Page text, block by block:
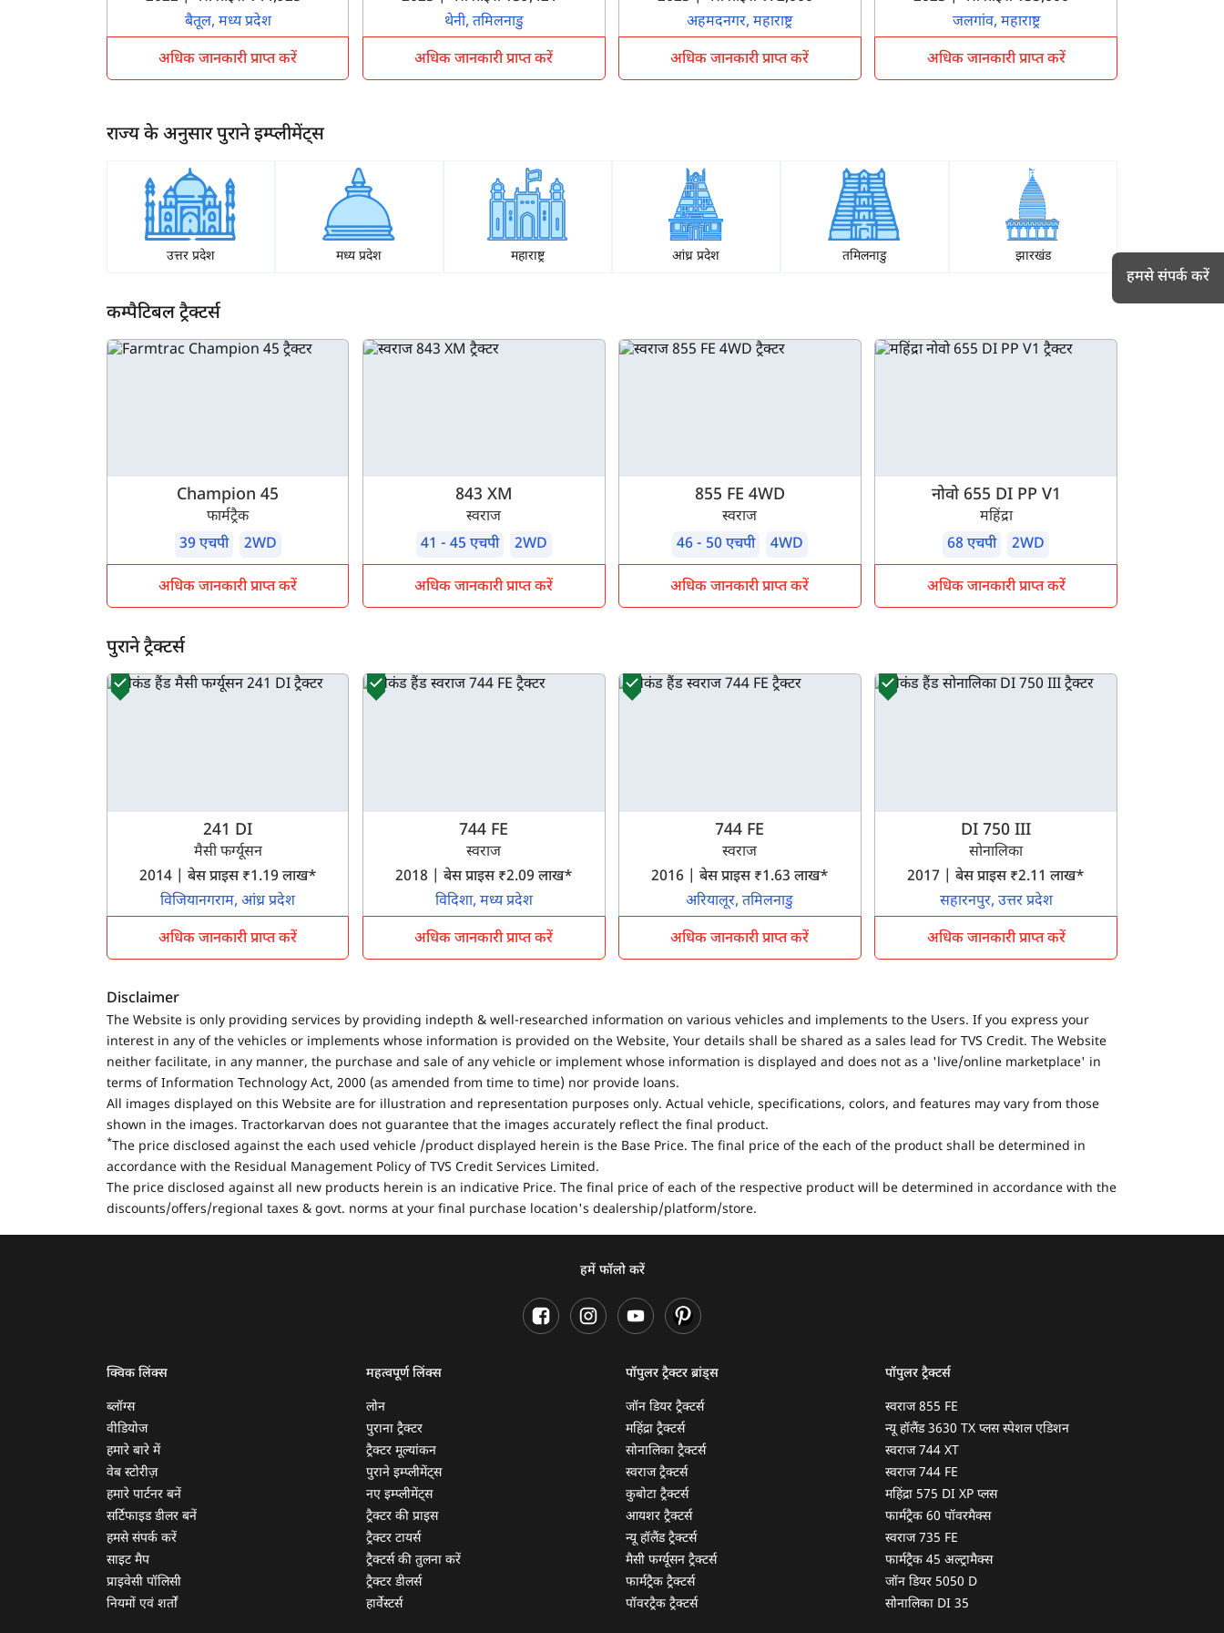
बैतूल, मध्य प्रदेश
अधिक जानकारी प्राप्त करें
थेनी, तमिलनाडु
अधिक जानकारी प्राप्त करें
अहमदनगर, महाराष्ट्र
अधिक जानकारी प्राप्त करें
जलगांव, महाराष्ट्र
अधिक जानकारी प्राप्त करें
राज्य के अनुसार पुराने इम्प्लीमेंट्स
उत्तर प्रदेश मध्य प्रदेश महाराष्ट्र आंध्र प्रदेश तमिलनाडु झारखंड
कम्पैटिबल ट्रैक्टर्स
Champion 45
फार्मट्रैक
39 एचपी
2WD
अधिक जानकारी प्राप्त करें
843 XM
स्वराज
41 - 45 एचपी
2WD
अधिक जानकारी प्राप्त करें
855 FE 4WD
स्वराज
46 - 50 एचपी
4WD
अधिक जानकारी प्राप्त करें
नोवो 655 DI PP V1
महिंद्रा
68 एचपी
2WD
अधिक जानकारी प्राप्त करें
पुराने ट्रैक्टर्स
241 DI
मैसी फर्ग्यूसन
2014 | बेस प्राइस ₹1.19 लाख*
विजियानगराम, आंध्र प्रदेश
अधिक जानकारी प्राप्त करें
744 FE
स्वराज
2018 | बेस प्राइस ₹2.09 लाख*
विदिशा, मध्य प्रदेश
अधिक जानकारी प्राप्त करें
744 FE
स्वराज
2016 | बेस प्राइस ₹1.63 लाख*
अरियालूर, तमिलनाडु
अधिक जानकारी प्राप्त करें
DI 750 III
सोनालिका
2017 | बेस प्राइस ₹2.11 लाख*
सहारनपुर, उत्तर प्रदेश
अधिक जानकारी प्राप्त करें
Disclaimer
The Website is only providing services by providing indepth & well-researched information on various vehicles and implements to the Users. If you express your
interest in any of the vehicles or implements whose information is provided on the Website, Your details shall be shared as a sales lead for TVS Credit. The Website
neither facilitate, in any manner, the purchase and sale of any vehicle or implement whose information is displayed and does not as a 'live/online marketplace' in
terms of Information Technology Act, 2000 (as amended from time to time) nor provide loans.
All images displayed on this Website are for illustration and representation purposes only. Actual vehicle, specifications, colors, and features may vary from those
shown in the images. Tractorkarvan does not guarantee that the images accurately reflect the final product.
*The price disclosed against the each used vehicle /product displayed herein is the Base Price. The final price of the each of the product shall be determined in
accordance with the Residual Management Policy of TVS Credit Services Limited.
The price disclosed against all new products herein is an indicative Price. The final price of each of the respective product will be determined in accordance with the
discounts/offers/regional taxes & govt. norms at your final purchase location's dealership/platform/store.
हमें फॉलो करें
क्विक लिंक्स
ब्लॉग्स
वीडियोज
हमारे बारे में
वेब स्टोरीज़
हमारे पार्टनर बनें
सर्टिफाइड डीलर बनें
हमसे संपर्क करें
साइट मैप
प्राइवेसी पॉलिसी
नियमों एवं शर्तों
महत्वपूर्ण लिंक्स
लोन
पुराना ट्रैक्टर
ट्रैक्टर मूल्यांकन
पुराने इम्प्लीमेंट्स
नए इम्प्लीमेंट्स
ट्रैक्टर की प्राइस
ट्रैक्टर टायर्स
ट्रैक्टर्स की तुलना करें
ट्रैक्टर डीलर्स
हार्वेस्टर्स
पॉपुलर ट्रैक्टर ब्रांड्स
जॉन डियर ट्रैक्टर्स
महिंद्रा ट्रैक्टर्स
सोनालिका ट्रैक्टर्स
स्वराज ट्रैक्टर्स
कुबोटा ट्रैक्टर्स
आयशर ट्रैक्टर्स
न्यू हॉलैंड ट्रैक्टर्स
मैसी फर्ग्यूसन ट्रैक्टर्स
फार्मट्रैक ट्रैक्टर्स
पॉवरट्रैक ट्रैक्टर्स
पॉपुलर ट्रैक्टर्स
स्वराज 855 FE
न्यू हॉलैंड 3630 TX प्लस स्पेशल एडिशन
स्वराज 744 XT
स्वराज 744 FE
महिंद्रा 575 DI XP प्लस
फार्मट्रैक 60 पॉवरमैक्स
स्वराज 735 FE
फार्मट्रैक 45 अल्ट्रामैक्स
जॉन डियर 5050 D
सोनालिका DI 35
हमसे संपर्क करें
पूछताछ के लिए*
ओटीपी दर्ज करें
*
By registering here, I agree to TVS Credit ServicesTerms & Conditionsand
Privacy Policy.
I authorize TVS Credit Services to share my Personal Data with